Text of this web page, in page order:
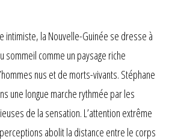
intimiste, la Nouvelle-Guinée se dresse à
sommeil comme un paysage riche
nus et de morts-vivants. Stéphane
une longue marche rythmée par les
de la sensation. L’attention extrême
abolit la distance entre le corps